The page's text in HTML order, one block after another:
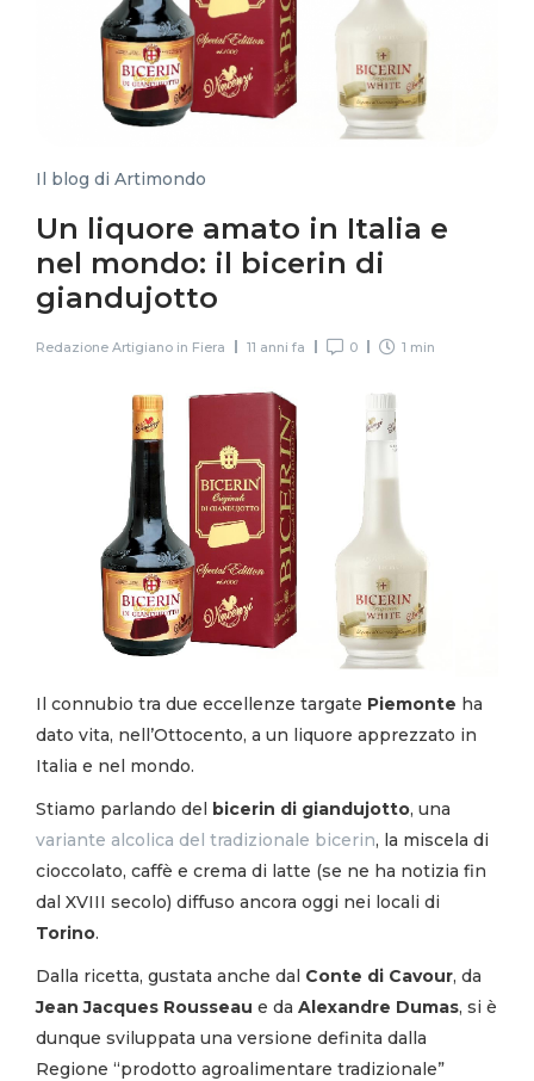
Il blog di Artimondo
Un liquore amato in Italia e
nel mondo: il bicerin di
giandujotto
Redazione Artigiano in Fiera 11 anni fa 0 1 min
Il connubio tra due eccellenze targate Piemonte ha
dato vita, nell’Ottocento, a un liquore apprezzato in
Italia e nel mondo.
Stiamo parlando del bicerin di giandujotto, una
variante alcolica del tradizionale bicerin, la miscela di
cioccolato, caffè e crema di latte (se ne ha notizia fin
dal XVIII secolo) diffuso ancora oggi nei locali di
Torino.
Dalla ricetta, gustata anche dal Conte di Cavour, da
Jean Jacques Rousseau e da Alexandre Dumas, si è
dunque sviluppata una versione definita dalla
Regione “prodotto agroalimentare tradizionale”